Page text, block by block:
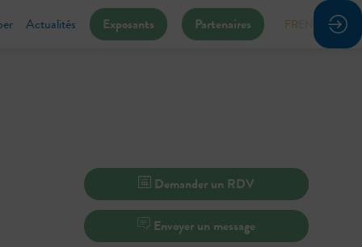
Actualités Exposants Partenaires FR
Demander un RDV
Envoyer un message